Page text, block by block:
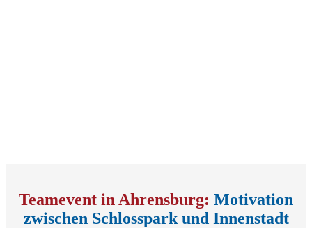
Teamevent in Ahrensburg: Motivation
zwischen Schlosspark und Innenstadt